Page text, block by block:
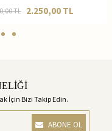
TL 2.250,00TL
İçin Bizi Takip Edin.
ABONE OL